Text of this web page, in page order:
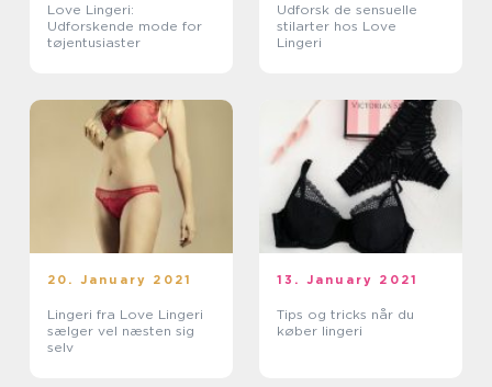
Love Lingeri:
Udforskende mode for
tøjentusiaster
Udforsk de sensuelle
stilarter hos Love
Lingeri
20. January 2021
Lingeri fra Love Lingeri
sælger vel næsten sig
selv
13. January 2021
Tips og tricks når du
køber lingeri